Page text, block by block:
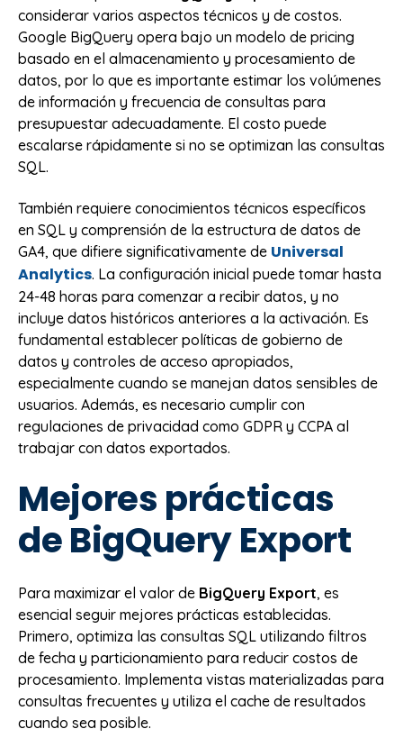
considerar varios aspectos técnicos y de costos.
Google BigQuery opera bajo un modelo de pricing
basado en el almacenamiento y procesamiento de
datos, por lo que es importante estimar los volúmenes
de información y frecuencia de consultas para
presupuestar adecuadamente. El costo puede
escalarse rápidamente si no se optimizan las consultas
SQL.
También requiere conocimientos técnicos específicos
en SQL y comprensión de la estructura de datos de
GA4, que difiere significativamente de Universal
Analytics. La configuración inicial puede tomar hasta
24-48 horas para comenzar a recibir datos, y no
incluye datos históricos anteriores a la activación. Es
fundamental establecer políticas de gobierno de
datos y controles de acceso apropiados,
especialmente cuando se manejan datos sensibles de
usuarios. Además, es necesario cumplir con
regulaciones de privacidad como GDPR y CCPA al
trabajar con datos exportados.
Mejores prácticas
de BigQuery Export
Para maximizar el valor de BigQuery Export, es
esencial seguir mejores prácticas establecidas.
Primero, optimiza las consultas SQL utilizando filtros
de fecha y particionamiento para reducir costos de
procesamiento. Implementa vistas materializadas para
consultas frecuentes y utiliza el cache de resultados
cuando sea posible.